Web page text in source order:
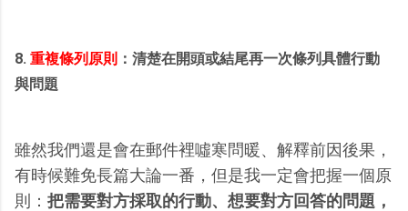
8. 重複條列原則 ：清楚在開頭或結尾再一次條列具體行動
與問題
雖然我們還是會在郵件裡噓寒問暖、解釋前因後果，
有時候難免長篇大論一番，但是我一定會把握一個原
則： 把需要對方採取的行動、想要對方回答的問題，